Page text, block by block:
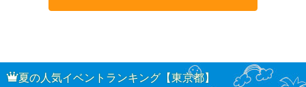
夏の人気イベントランキング【東京都】